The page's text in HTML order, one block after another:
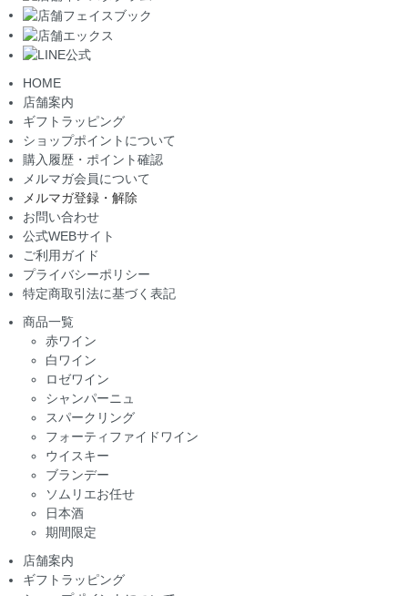
HOME
店舗案内
ギフトラッピング
ショップポイントについて
購入履歴・ポイント確認
メルマガ会員について
メルマガ登録・解除
お問い合わせ
公式WEBサイト
ご利用ガイド
プライバシーポリシー
特定商取引法に基づく表記
商品一覧
赤ワイン
白ワイン
ロゼワイン
シャンパーニュ
スパークリング
フォーティファイドワイン
ウイスキー
ブランデー
ソムリエお任せ
日本酒
期間限定
店舗案内
ギフトラッピング